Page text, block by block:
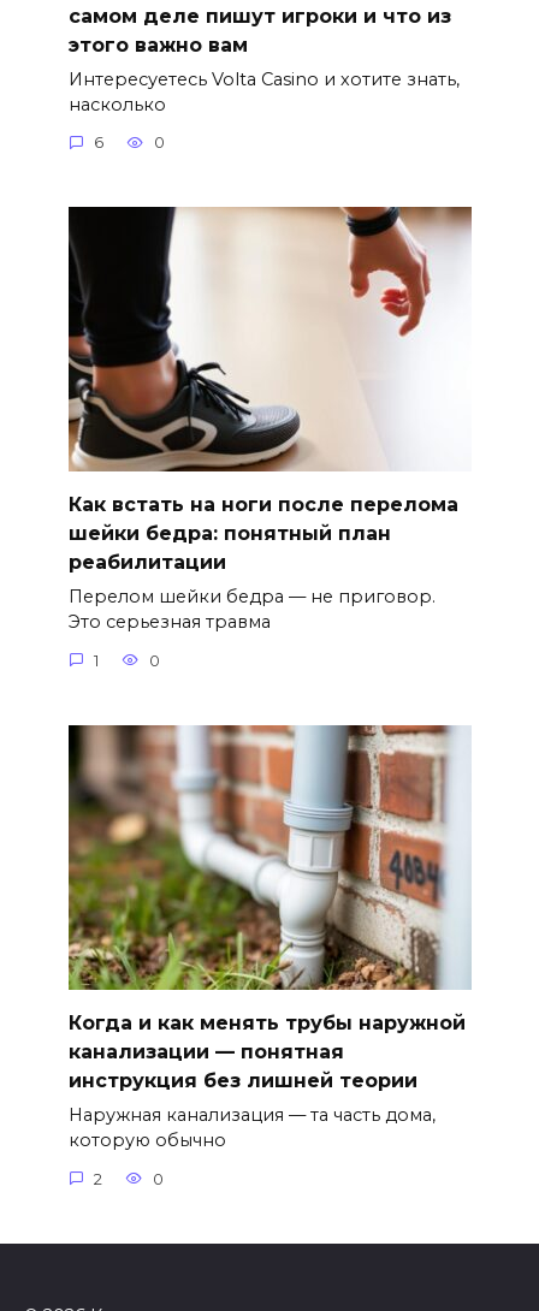
самом деле пишут игроки и что из
этого важно вам
Интересуетесь Volta Casino и хотите знать,
насколько
6 0
Как встать на ноги после перелома
шейки бедра: понятный план
реабилитации
Перелом шейки бедра — не приговор.
Это серьезная травма
1 0
Когда и как менять трубы наружной
канализации — понятная
инструкция без лишней теории
Наружная канализация — та часть дома,
которую обычно
2 0